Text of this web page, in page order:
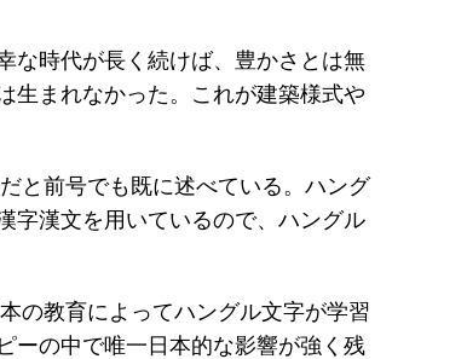
な時代が長く続けば、豊かさとは無
生まれなかった。これが建築様式や
と前号でも既に述べている。ハング
字漢文を用いているので、ハングル
の教育によってハングル文字が学習
ーの中で唯一日本的な影響が強く残